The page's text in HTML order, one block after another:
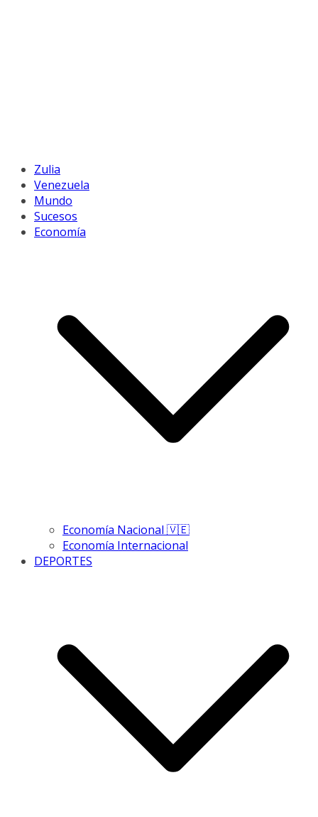
Zulia
Venezuela
Mundo
Sucesos
Economía
Economía Nacional 🇻🇪
Economía Internacional
DEPORTES